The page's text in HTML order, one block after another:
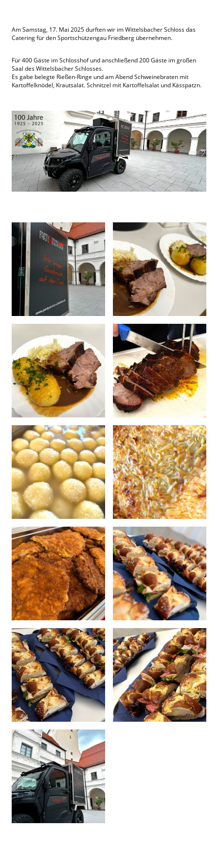
Am Samstag, 17. Mai 2025 durften wir im Wittelsbacher Schloss das
Catering für den Sportschützengau Friedberg übernehmen.
Für 400 Gäste im Schlosshof und anschließend 200 Gäste im großen
Saal des Wittelsbacher Schlosses.
Es gabe belegte Rießen-Ringe und am Abend Schweinebraten mit
Kartoffelknödel, Krautsalat. Schnitzel mit Kartoffelsalat und Kässpatzn.